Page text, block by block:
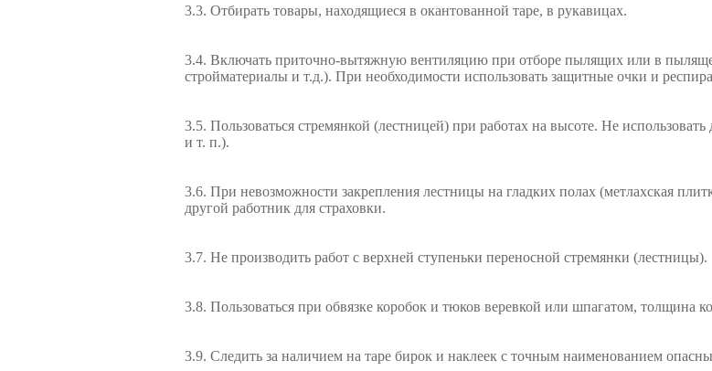
3.3. Отбирать товары, находящиеся в окантованной таре, в рукавицах.
3.4. Включать приточно-вытяжную вентиляцию при отборе пылящих или в
стройматериалы и т.д.). При необходимости использовать защитные очки и
3.5. Пользоваться стремянкой (лестницей) при работах на высоте. Не
и т. п.).
3.6. При невозможности закрепления лестницы на гладких полах (метлахская
другой работник для страховки.
3.7. Не производить работ с верхней ступеньки переносной стремянки (лестницы).
3.8. Пользоваться при обвязке коробок и тюков веревкой или шпагатом, толщина
3.9. Следить за наличием на таре бирок и наклеек с точным наименованием